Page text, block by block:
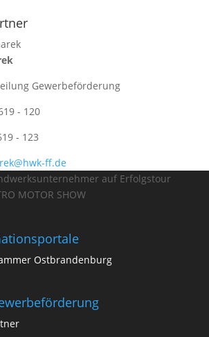
Gewerbeförderung
- 120
- 123
ff.de
auf Erfolgstour
MOTOR SHOW